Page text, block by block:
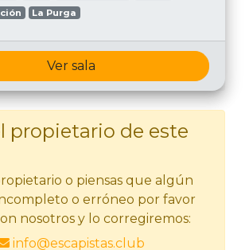
La Purga
Ver sala
propietario de este
o piensas que algún
o erróneo por favor
nosotros y lo corregiremos:
info@escapistas.club